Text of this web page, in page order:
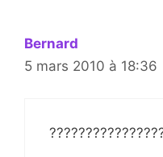
Bernard
5 mars 2010 à 18:36